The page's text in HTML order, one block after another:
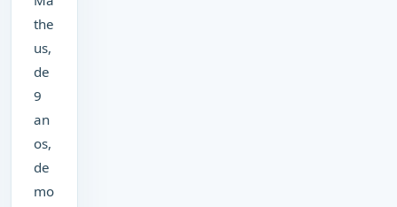
the
us,
de
9
an
os,
de
mo